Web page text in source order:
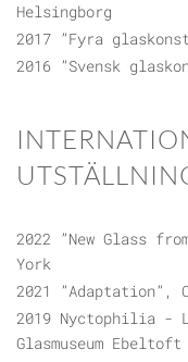
Helsingborg
2017 ”Fyra
2016 ”Svensk
2022 ”New Glass
York
2021 ”Adaptation”,
2019 Nyctophilia -
Glasmuseum